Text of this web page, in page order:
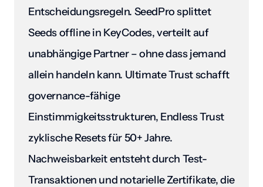
Entscheidungsregeln. SeedPro splittet
Seeds offline in KeyCodes, verteilt auf
unabhängige Partner – ohne dass jemand
allein handeln kann. Ultimate Trust schafft
governance-fähige
Einstimmigkeitsstrukturen, Endless Trust
zyklische Resets für 50+ Jahre.
Nachweisbarkeit entsteht durch Test-
Transaktionen und notarielle Zertifikate, die